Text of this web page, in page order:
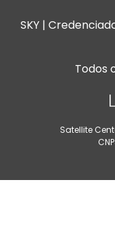
SKY |
Todos
Satellite